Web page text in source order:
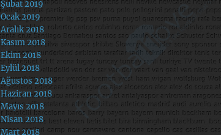
Şubat 2019
Ocak 2019
Aralık 2018
Kasım 2018
Ekim 2018
Eylül 2018
Ağustos 2018
Haziran 2018
Mayıs 2018
Nisan 2018
Mart 2018